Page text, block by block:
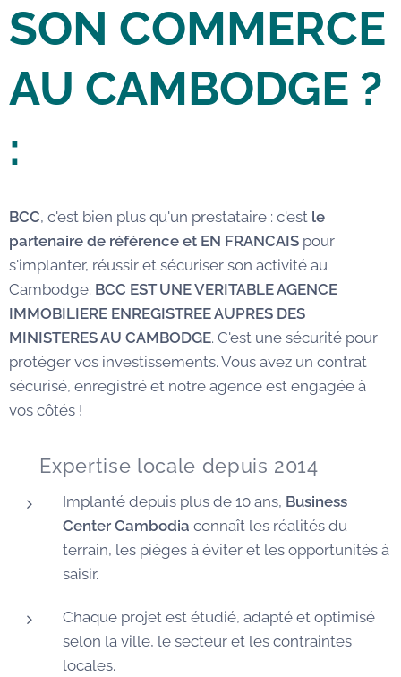
SON COMMERCE
AU CAMBODGE ?
:
BCC, c'est bien plus qu'un prestataire : c'est le
partenaire de référence et EN FRANCAIS pour
s'implanter, réussir et sécuriser son activité au
Cambodge. BCC EST UNE VERITABLE AGENCE
IMMOBILIERE ENREGISTREE AUPRES DES
MINISTERES AU CAMBODGE. C'est une sécurité pour
protéger vos investissements. Vous avez un contrat
sécurisé, enregistré et notre agence est engagée à
vos côtés !
✅ Expertise locale depuis 2014
Implanté depuis plus de 10 ans, Business
Center Cambodia connaît les réalités du
terrain, les pièges à éviter et les opportunités à
saisir.
Chaque projet est étudié, adapté et optimisé
selon la ville, le secteur et les contraintes
locales.